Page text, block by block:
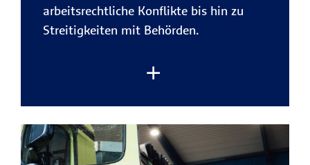
Jetzt beraten lassen
Finanzielle Entlastung bei
Rechtskonflikten
Gebühren eines Rechtsstreits, damit
Schutz für Fahrer und Insassen
arbeitsrechtliche Konflikte bis hin zu
Streitigkeiten mit Behörden.
Im unternehmerischen Alltag entstehen